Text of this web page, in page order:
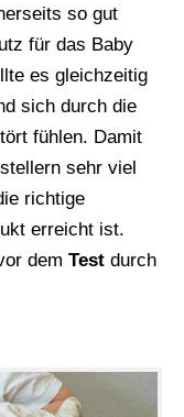
so gut
für das Baby
es gleichzeitig
sich durch die
fühlen. Damit
sehr viel
richtige
erreicht ist.
dem Test durch